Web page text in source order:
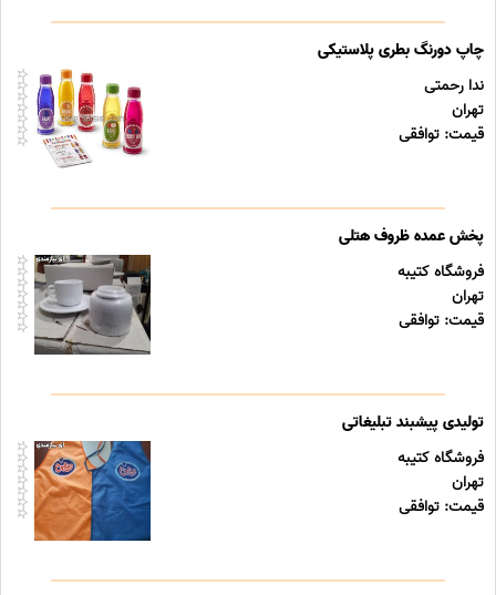
چاپ دورنگ بطری پلاستیکی
ندا رحمتی
تهران
قیمت: توافقی
پخش عمده ظروف هتلی
فروشگاه کتیبه
تهران
قیمت: توافقی
تولیدی پیشبند تبلیغاتی
فروشگاه کتیبه
تهران
قیمت: توافقی